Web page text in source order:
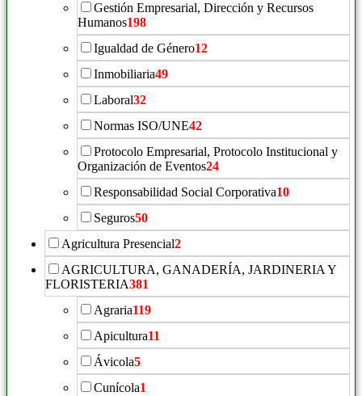
Gestión Empresarial, Dirección y Recursos
Humanos198
Igualdad de Género12
Inmobiliaria49
Laboral32
Normas ISO/UNE42
Protocolo Empresarial, Protocolo Institucional y
Organización de Eventos24
Responsabilidad Social Corporativa10
Seguros50
Agricultura Presencial2
AGRICULTURA, GANADERÍA, JARDINERIA Y
FLORISTERIA381
Agraria119
Apicultura11
Ávicola5
Cunícola1